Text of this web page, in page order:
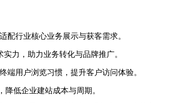
配行业核心业务展示与获客需求。
力，助力业务转化与品牌推广。
用户浏览习惯，提升客户访问体验。
低企业建站成本与周期。